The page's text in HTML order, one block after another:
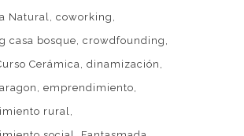
Natural coworking
casa bosque crowdfounding
Cerámica dinamización
emprendimiento
rural